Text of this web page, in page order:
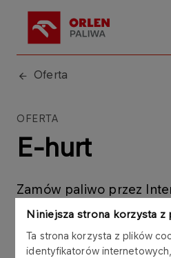
Niniejsza strona korzysta
Ta strona korzysta z plików
identyfikatorów
Oferta
OFERTA
E-hurt
Zamów paliwo przez